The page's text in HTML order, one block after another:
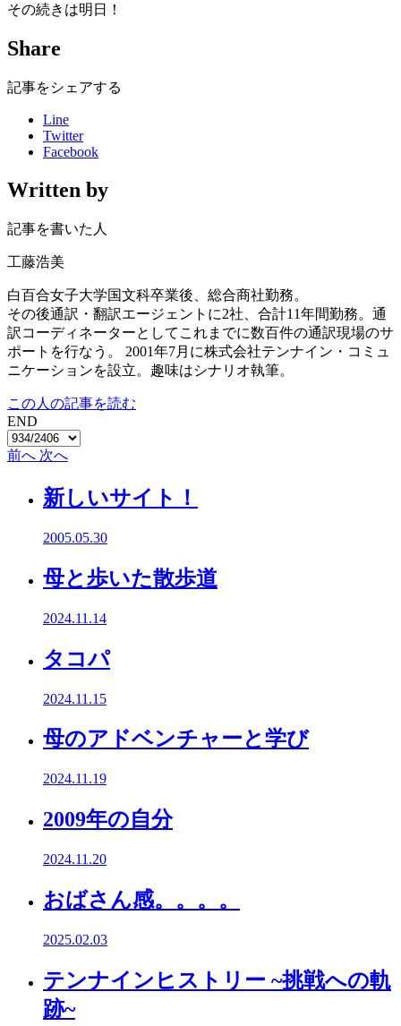
その続きは明日！
Share
記事をシェアする
Line
Twitter
Facebook
Written by
記事を書いた人
工藤浩美
白百合女子大学国文科卒業後、総合商社勤務。
その後通訳・翻訳エージェントに2社、合計11年間勤務。通
訳コーディネーターとしてこれまでに数百件の通訳現場のサ
ポートを行なう。 2001年7月に株式会社テンナイン・コミュ
ニケーションを設立。趣味はシナリオ執筆。
この人の記事を読む
END
前へ 次へ
新しいサイト！
2005.05.30
母と歩いた散歩道
2024.11.14
タコパ
2024.11.15
母のアドベンチャーと学び
2024.11.19
2009年の自分
2024.11.20
おばさん感。。。。
2025.02.03
テンナインヒストリー ~挑戦への軌
跡~